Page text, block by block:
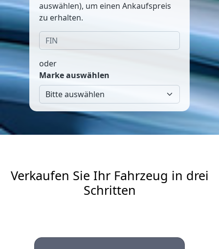
auswählen), um einen Ankaufspreis
zu erhalten.
oder
Marke auswählen
Verkaufen Sie Ihr Fahrzeug in drei
Schritten